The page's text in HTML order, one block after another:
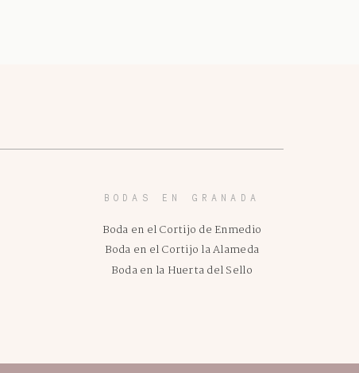
BODAS EN GRANADA
Boda en el Cortijo de Enmedio
Boda en el Cortijo la Alameda
Boda en la Huerta del Sello